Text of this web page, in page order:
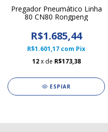
Pregador Pneumático Linha
80 CN80 Rongpeng
R$1.685,44
R$1.601,17 com Pix
12 x de R$173,38
ESPIAR